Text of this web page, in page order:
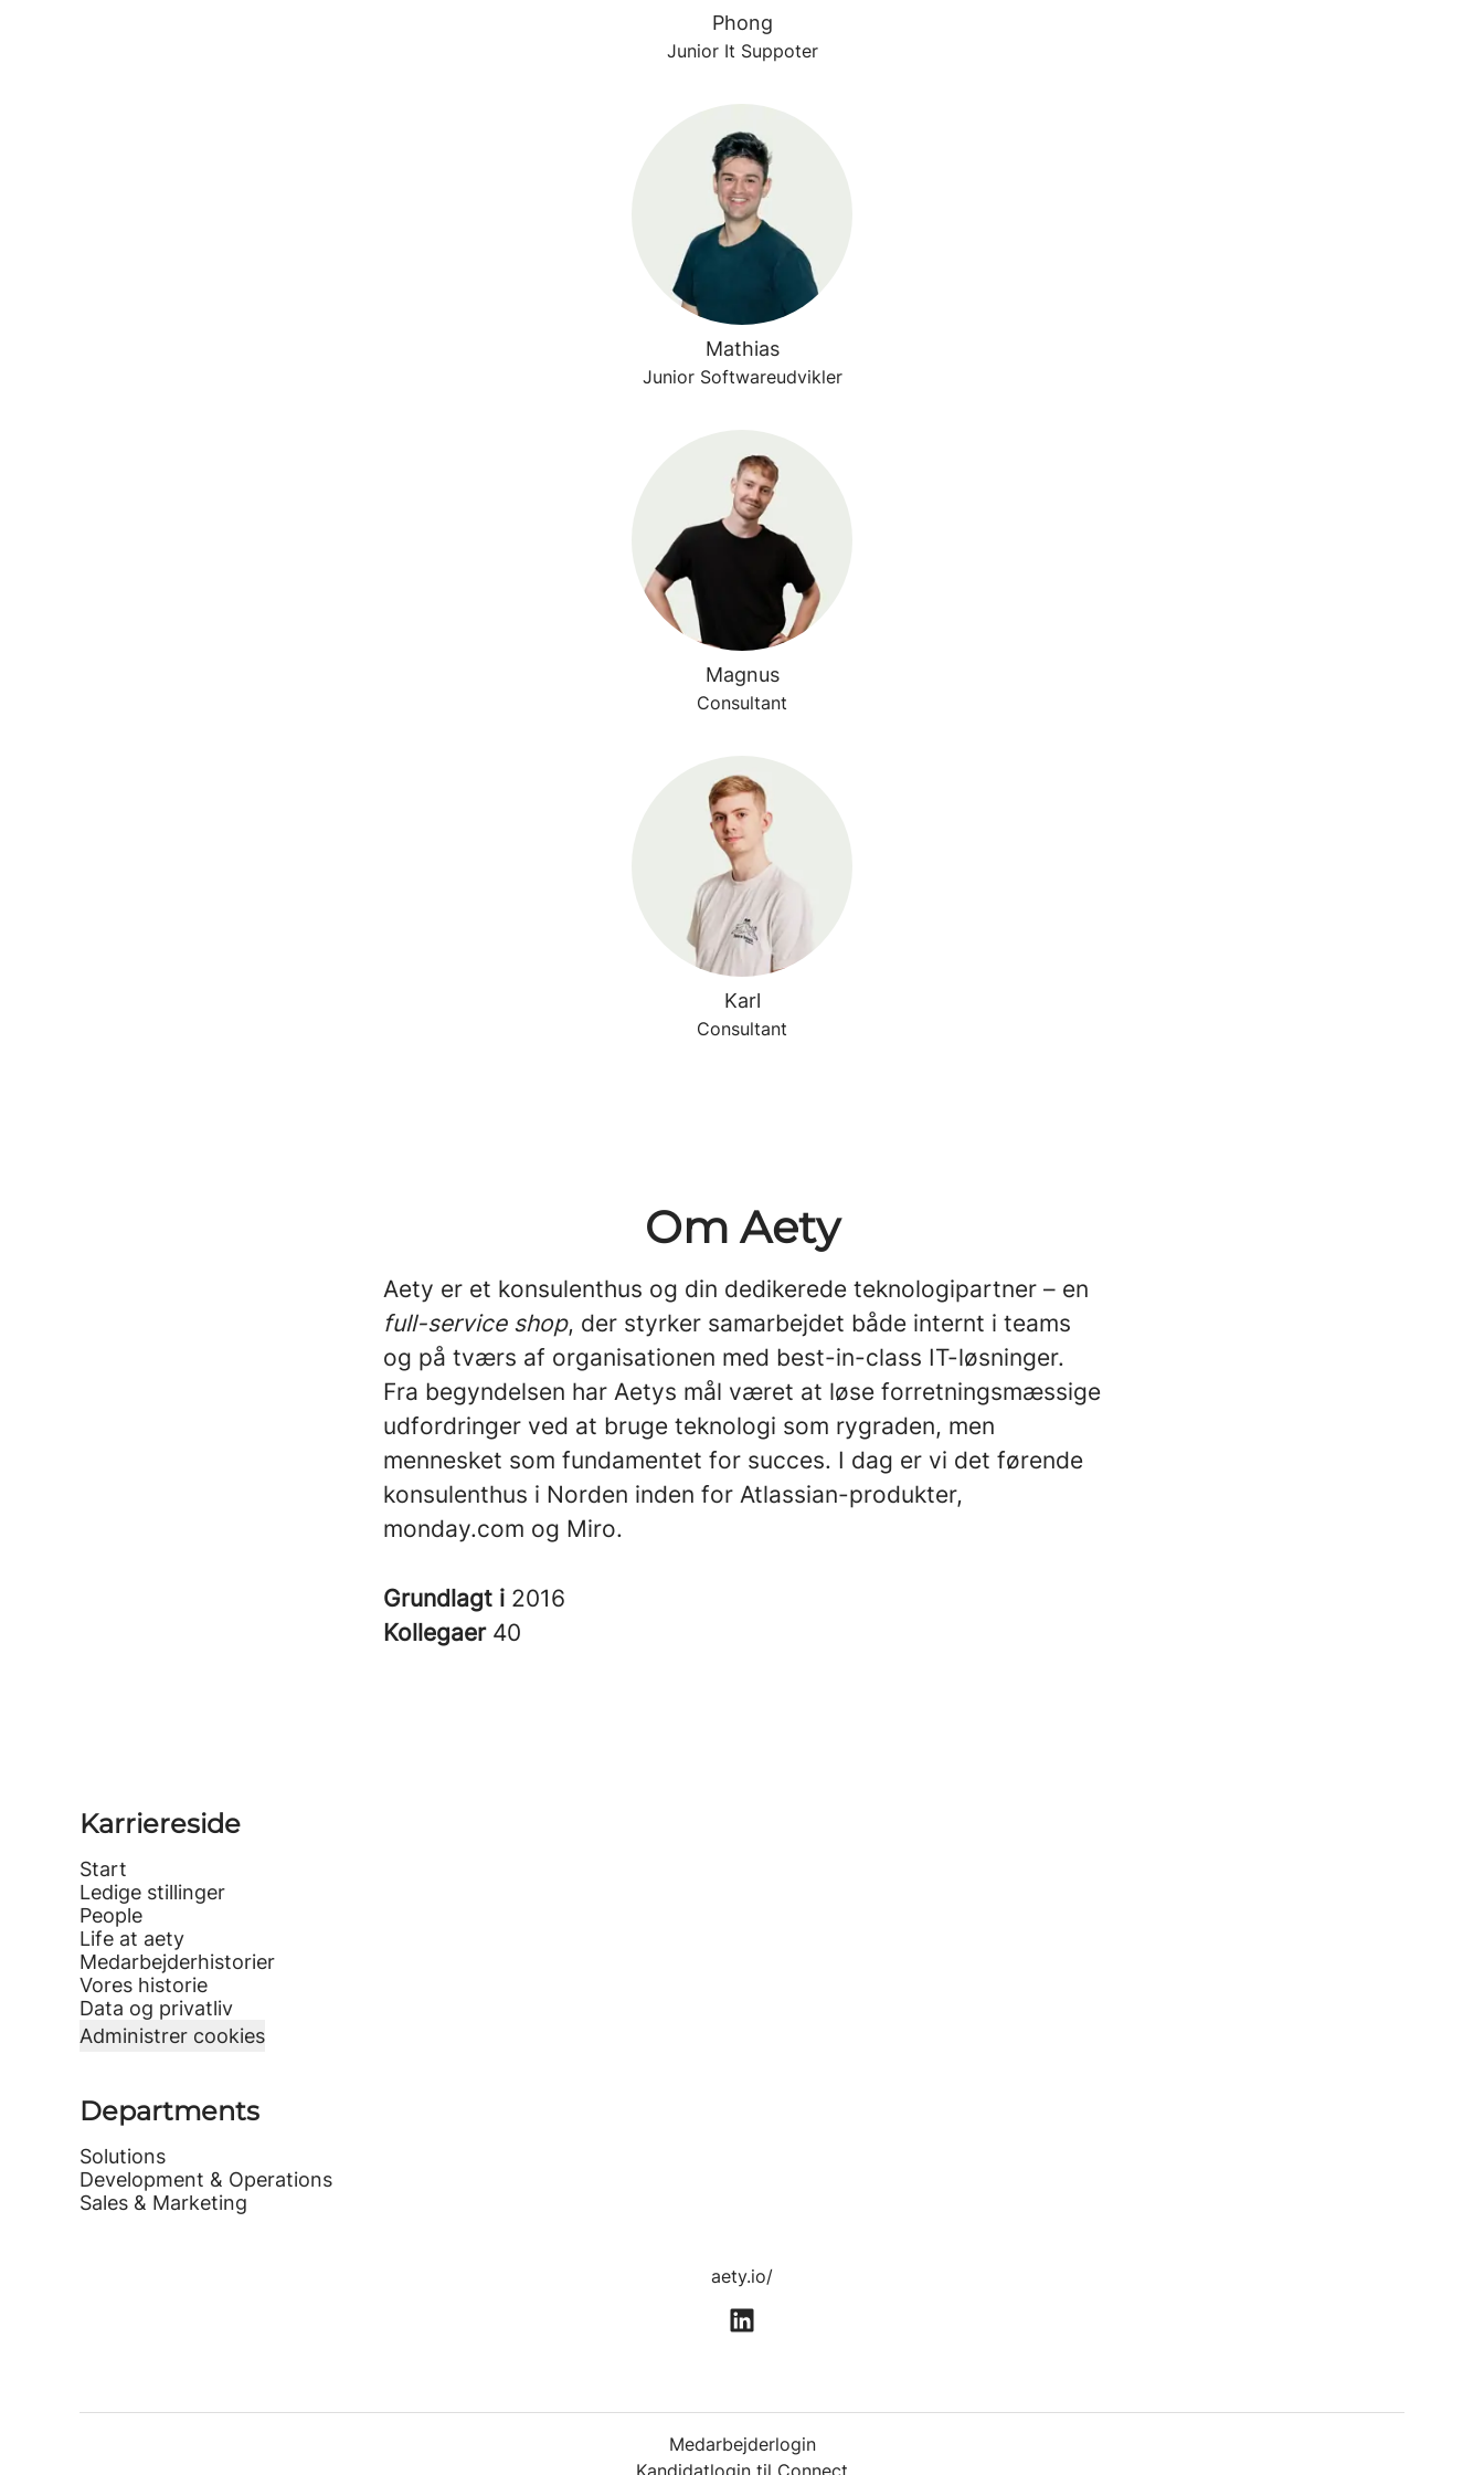
Phong
Junior It Suppoter
Mathias
Junior Softwareudvikler
Magnus
Consultant
Karl
Consultant
Om Aety
Aety er et konsulenthus og din dedikerede teknologipartner – en
full-service shop, der styrker samarbejdet både internt i teams
og på tværs af organisationen med best-in-class IT-løsninger.
Fra begyndelsen har Aetys mål været at løse forretningsmæssige
udfordringer ved at bruge teknologi som rygraden, men
mennesket som fundamentet for succes. I dag er vi det førende
konsulenthus i Norden inden for Atlassian-produkter,
monday.com og Miro.
Grundlagt i 2016
Kollegaer 40
Karriereside
Start
Ledige stillinger
People
Life at aety
Medarbejderhistorier
Vores historie
Data og privatliv
Administrer cookies
Departments
Solutions
Development & Operations
Sales & Marketing
aety.io/
Medarbejderlogin